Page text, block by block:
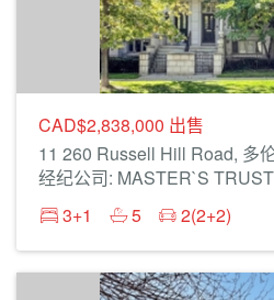
CAD$2,838,000 出售
11 260 Russell Hill Road, 多
经纪公司: MASTER`S
3+1
5 2(2+2)